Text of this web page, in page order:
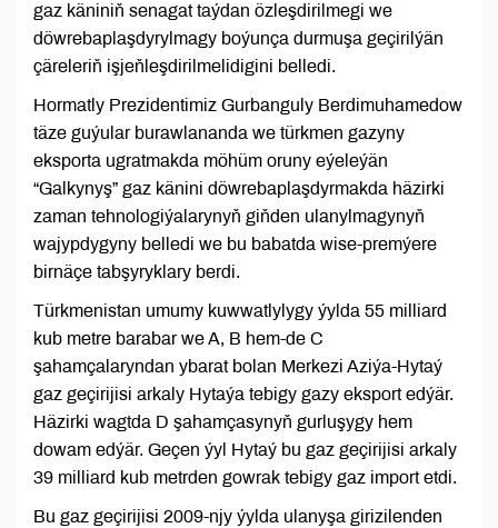
gaz käniniň senagat taýdan özleşdirilmegi we
döwrebaplaşdyrylmagy boýunça durmuşa geçirilýän
çäreleriň işjeňleşdirilmelidigini belledi.
Hormatly Prezidentimiz Gurbanguly Berdimuhamedow
täze guýular burawlananda we türkmen gazyny
eksporta ugratmakda möhüm oruny eýeleýän
“Galkynyş” gaz känini döwrebaplaşdyrmakda häzirki
zaman tehnologiýalarynyň giňden ulanylmagynyň
wajypdygyny belledi we bu babatda wise-premýere
birnäçe tabşyryklary berdi.
Türkmenistan umumy kuwwatlylygy ýylda 55 milliard
kub metre barabar we A, B hem-de C
şahamçalaryndan ybarat bolan Merkezi Aziýa-Hytaý
gaz geçirijisi arkaly Hytaýa tebigy gazy eksport edýär.
Häzirki wagtda D şahamçasynyň gurluşygy hem
dowam edýär. Geçen ýyl Hytaý bu gaz geçirijisi arkaly
39 milliard kub metrden gowrak tebigy gaz import etdi.
Bu gaz geçirijisi 2009-njy ýylda ulanyşa girizilenden